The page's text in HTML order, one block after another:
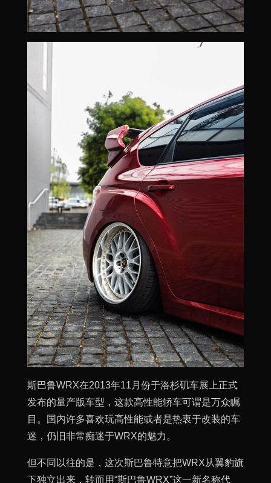
斯巴鲁WRX在2013年11月份于洛杉矶车展上正式
发布的量产版车型，这款高性能轿车可谓是万众瞩
目。国内许多喜欢玩高性能或者是热衷于改装的车
迷，仍旧非常痴迷于WRX的魅力。
但不同以往的是，这次斯巴鲁特意把WRX从翼豹旗
下独立出来，转而用“斯巴鲁WRX”这一新名称代